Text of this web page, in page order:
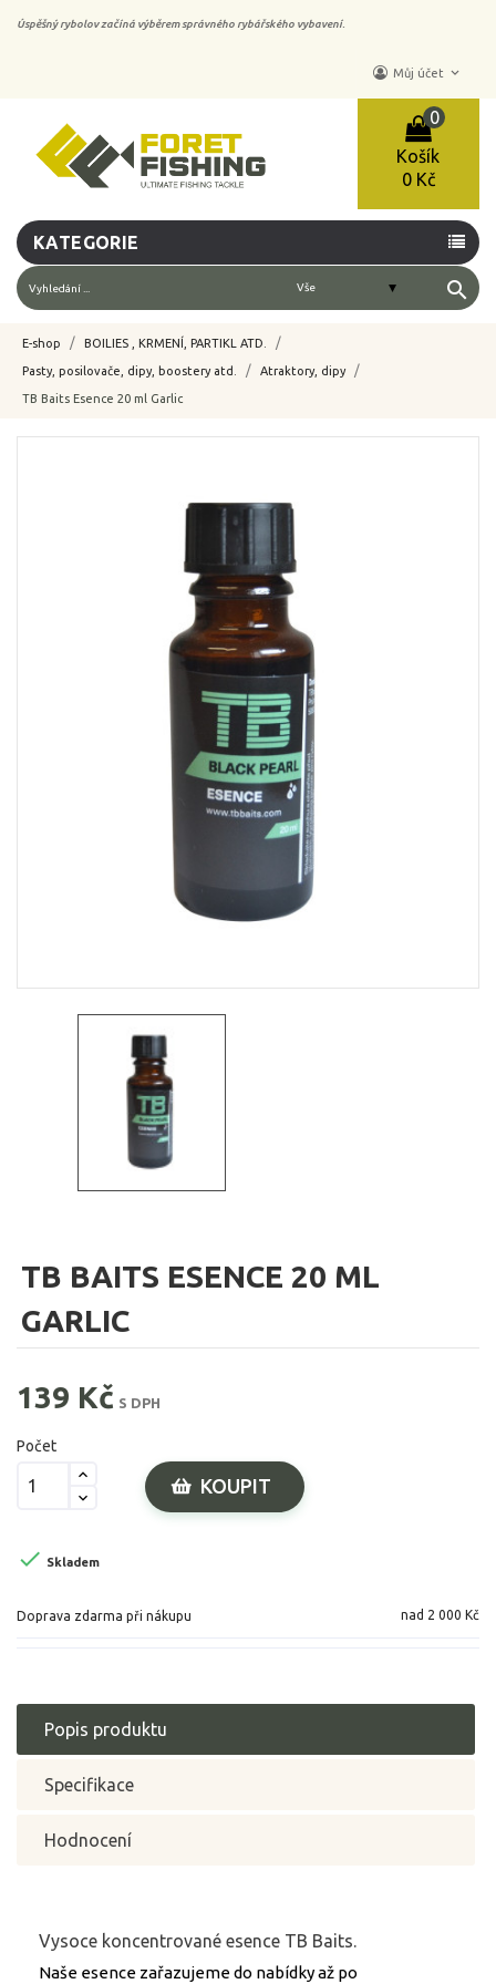
Úspěšný rybolov začíná výběrem správného rybářského vybavení.
Můj účet keyboard_arrow_down
Košík
0
0 Kč
KATEGORIE
search
E-shop BOILIES , KRMENÍ, PARTIKL ATD.
Pasty, posilovače, dipy, boostery atd. Atraktory, dipy
TB Baits Esence 20 ml Garlic
TB BAITS ESENCE 20 ML
GARLIC
139 Kč S DPH
Počet
KOUPIT
 Skladem
Doprava zdarma při nákupu nad 2 000 Kč
Popis produktu
Specifikace
Hodnocení
Vysoce koncentrované esence TB Baits.
Naše esence zařazujeme do nabídky až po